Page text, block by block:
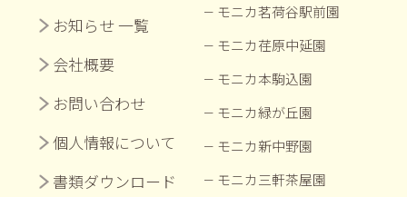
お知らせ 一覧
会社概要
お問い合わせ
個人情報について
モニカ茗荷谷駅前園
モニカ荏原中延園
モニカ本駒込園
モニカ緑が丘園
モニカ新中野園
モニカ三軒茶屋園
書類ダウンロード